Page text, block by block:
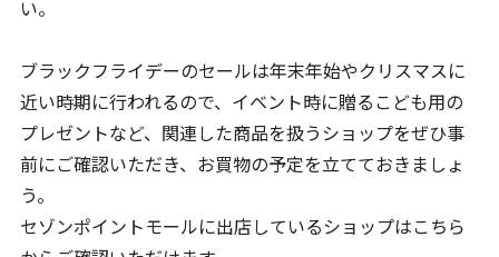
い。
ブラックフライデーのセールは年末年始やクリスマスに
近い時期に行われるので、イベント時に贈るこども用の
プレゼントなど、関連した商品を扱うショップをぜひ事
前にご確認いただき、お買物の予定を立てておきましょ
う。
セゾンポイントモールに出店しているショップはこちら